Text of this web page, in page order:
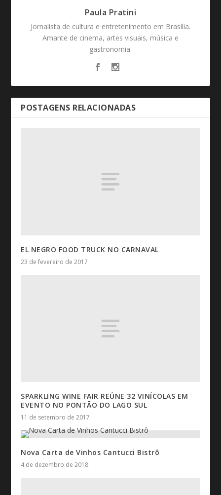
Paula Pratini
Jornalista de cultura e entretenimento em Brasília.
Amante de cinema, artes visuais, música e
gastronomia.
POSTAGENS RELACIONADAS
EL NEGRO FOOD TRUCK NO CARNAVAL
23 de fevereiro de 2017
SPARKLING WINE FAIR REÚNE 32 VINÍCOLAS EM
EVENTO NO PONTÃO DO LAGO SUL
11 de setembro de 2017
Nova Carta de Vinhos Cantucci Bistrô
4 de dezembro de 2018